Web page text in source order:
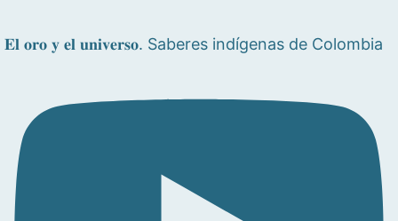
𝐄𝐥 𝐨𝐫𝐨 𝐲 𝐞𝐥 𝐮𝐧𝐢𝐯𝐞𝐫𝐬𝐨. Saberes indígenas de Colombia